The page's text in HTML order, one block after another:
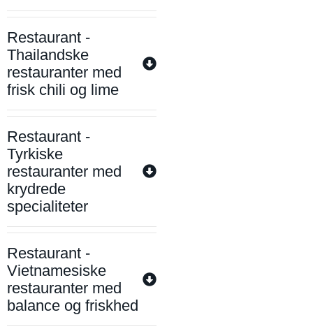
Restaurant -
Thailandske
restauranter med
frisk chili og lime
Restaurant -
Tyrkiske
restauranter med
krydrede
specialiteter
Restaurant -
Vietnamesiske
restauranter med
balance og friskhed